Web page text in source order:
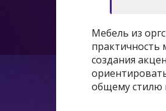
Мебель из
практичность
создания
общему стилю